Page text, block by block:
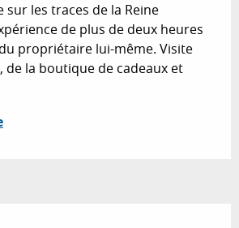
sur les traces de la Reine
de plus de deux heures
propriétaire lui-même. Visite
de la boutique de cadeaux et